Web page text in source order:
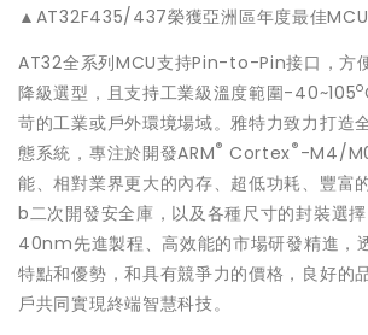
▲AT32F435/437榮獲亞洲區年度最佳
AT32全系列MCU支持Pin-to-Pin接口，方
降級選型，且支持工業級溫度範圍-40~105o
苛的工業或戶外環境場域。雅特力致力打造
態系統，專注於開發ARM® Cortex® -M4/
能、相對業界更大的內存、超低功耗、豐富
b二次開發安全庫，以及各種尺寸的封裝選
40nm先進製程、高效能的市場研發精進，
特點和優勢，和具有競爭力的價格，良好的
戶共同實現終端智慧科技。